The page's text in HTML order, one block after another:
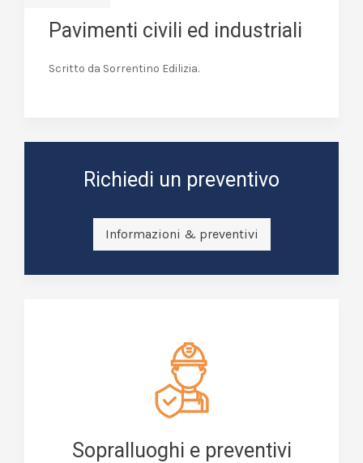
Pavimenti civili ed industriali
Scritto da Sorrentino Edilizia.
Richiedi un preventivo
Informazioni & preventivi
Sopralluoghi e preventivi